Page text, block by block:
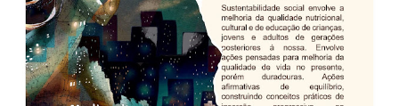
eles. Participantes: Lia Mikel @liah_mikel Livai Stocco
@liviastoccoescritora Eduardo Maciel @eduardomacielartes
Nathália do Amaral @escritoranathaliadoamaral Bruna
Santos @autorabrunasantos Líbere Editora @libereditora